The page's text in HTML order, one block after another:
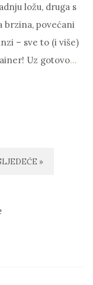
ložu, druga s
brzina, povećani
– sve to (i više)
Uz gotovo…
»